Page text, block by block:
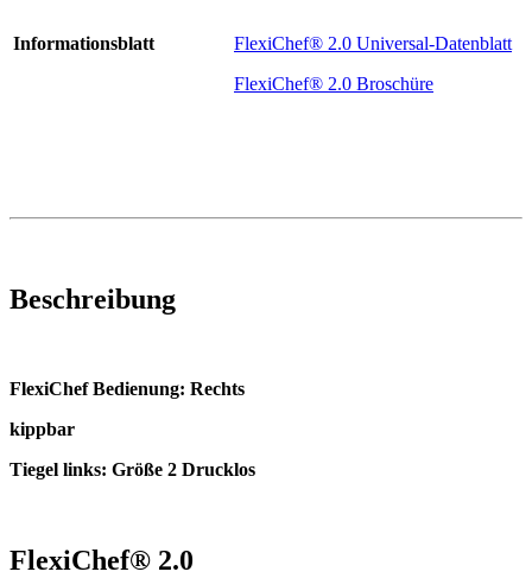
Informationsblatt
FlexiChef® 2.0 Universal-Datenblatt
FlexiChef® 2.0 Broschüre
Beschreibung
FlexiChef Bedienung: Rechts
kippbar
Tiegel links: Größe 2 Drucklos
FlexiChef® 2.0